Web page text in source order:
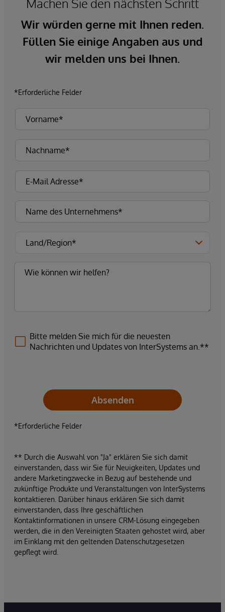
Machen Sie den nächsten Schritt
Wir würden gerne mit Ihnen reden.
Füllen Sie einige Angaben aus und
wir melden uns bei Ihnen.
*Erforderliche Felder
Bitte melden Sie mich für die neuesten
Nachrichten und Updates von InterSystems an.**
Absenden
*Erforderliche Felder
** Durch die Auswahl von "Ja" erklären Sie sich damit
einverstanden, dass wir Sie für Neuigkeiten, Updates und
andere Marketingzwecke in Bezug auf bestehende und
zukünftige Produkte und Veranstaltungen von InterSystems
kontaktieren. Darüber hinaus erklären Sie sich damit
einverstanden, dass Ihre geschäftlichen
Kontaktinformationen in unsere CRM-Lösung eingegeben
werden, die in den Vereinigten Staaten gehostet wird, aber
im Einklang mit den geltenden Datenschutzgesetzen
gepflegt wird.